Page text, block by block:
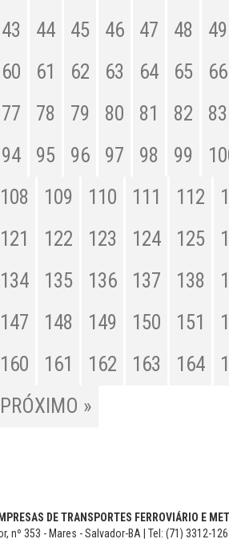
43 44 45 46 47 48 49
60 61 62 63 64 65 66
77 78 79 80 81 82 83
94 95 96 97 98 99
108 109 110 111 112
121 122 123 124 125
134 135 136 137 138
147 148 149 150 151
160 161 162 163 164
PRÓXIMO »
DE TRANSPORTES FERROVIÁRIO E
nº 353 - Mares - Salvador-BA | Tel: (71) 3312-